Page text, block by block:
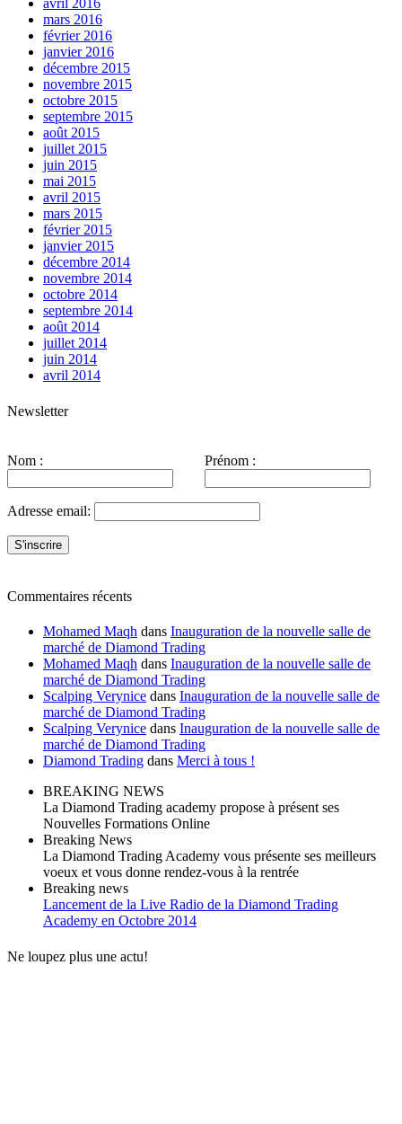
avril 2016
mars 2016
février 2016
janvier 2016
décembre 2015
novembre 2015
octobre 2015
septembre 2015
août 2015
juillet 2015
juin 2015
mai 2015
avril 2015
mars 2015
février 2015
janvier 2015
décembre 2014
novembre 2014
octobre 2014
septembre 2014
août 2014
juillet 2014
juin 2014
avril 2014
Newsletter
Nom : Prénom :
Adresse email:
Commentaires récents
Mohamed Maqh dans Inauguration de la nouvelle salle de
marché de Diamond Trading
Mohamed Maqh dans Inauguration de la nouvelle salle de
marché de Diamond Trading
Scalping Verynice dans Inauguration de la nouvelle salle de
marché de Diamond Trading
Scalping Verynice dans Inauguration de la nouvelle salle de
marché de Diamond Trading
Diamond Trading dans Merci à tous !
BREAKING NEWS
La Diamond Trading academy propose à présent ses
Nouvelles Formations Online
Breaking News
La Diamond Trading Academy vous présente ses meilleurs
voeux et vous donne rendez-vous à la rentrée
Breaking news
Lancement de la Live Radio de la Diamond Trading
Academy en Octobre 2014
Ne loupez plus une actu!